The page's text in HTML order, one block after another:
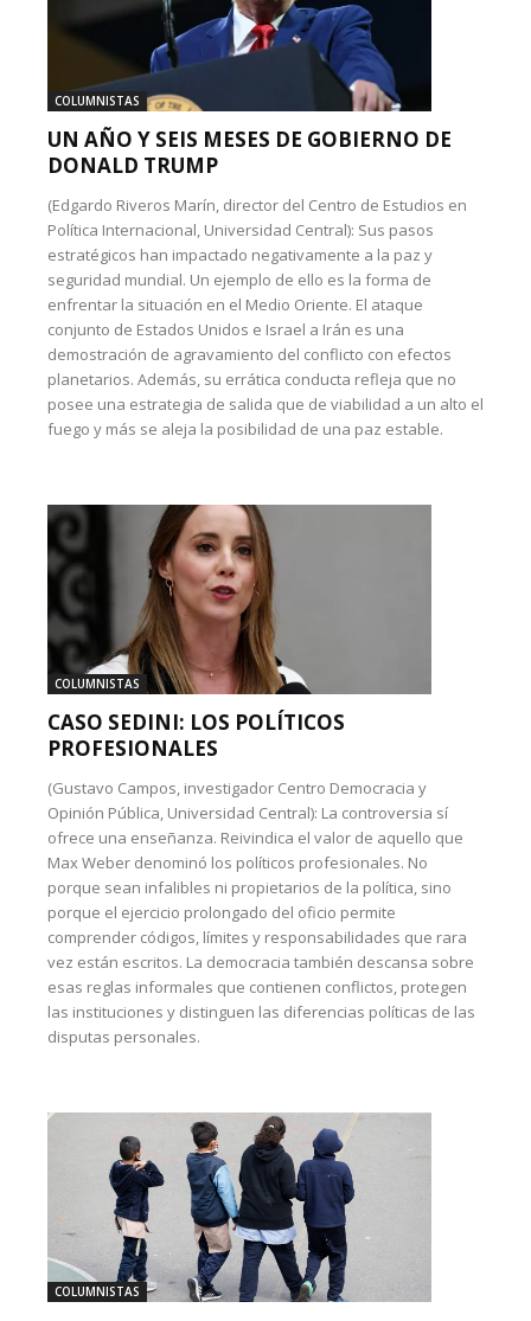
COLUMNISTAS
UN AÑO Y SEIS MESES DE GOBIERNO DE
DONALD TRUMP
(Edgardo Riveros Marín, director del Centro de Estudios en
Política Internacional, Universidad Central): Sus pasos
estratégicos han impactado negativamente a la paz y
seguridad mundial. Un ejemplo de ello es la forma de
enfrentar la situación en el Medio Oriente. El ataque
conjunto de Estados Unidos e Israel a Irán es una
demostración de agravamiento del conflicto con efectos
planetarios. Además, su errática conducta refleja que no
posee una estrategia de salida que de viabilidad a un alto el
fuego y más se aleja la posibilidad de una paz estable.
COLUMNISTAS
CASO SEDINI: LOS POLÍTICOS
PROFESIONALES
(Gustavo Campos, investigador Centro Democracia y
Opinión Pública, Universidad Central): La controversia sí
ofrece una enseñanza. Reivindica el valor de aquello que
Max Weber denominó los políticos profesionales. No
porque sean infalibles ni propietarios de la política, sino
porque el ejercicio prolongado del oficio permite
comprender códigos, límites y responsabilidades que rara
vez están escritos. La democracia también descansa sobre
esas reglas informales que contienen conflictos, protegen
las instituciones y distinguen las diferencias políticas de las
disputas personales.
COLUMNISTAS